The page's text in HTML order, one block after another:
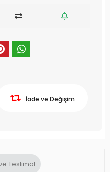
İade ve Değişim
Teslimat